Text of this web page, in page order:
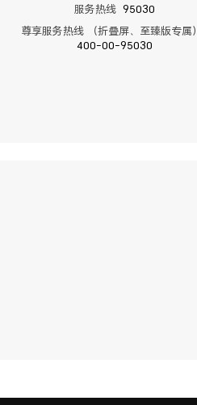
服务热线 95030
尊享服务热线 （折叠屏、至臻版专属）
400-00-95030